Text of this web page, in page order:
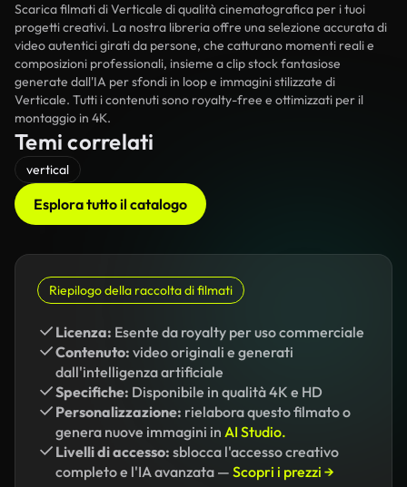
Scarica filmati di Verticale di qualità cinematografica per i tuoi
progetti creativi. La nostra libreria offre una selezione accurata di
video autentici girati da persone, che catturano momenti reali e
composizioni professionali, insieme a clip stock fantasiose
generate dall'IA per sfondi in loop e immagini stilizzate di
Verticale. Tutti i contenuti sono royalty-free e ottimizzati per il
montaggio in 4K.
Temi correlati
vertical
Esplora tutto il catalogo
Riepilogo della raccolta di filmati
Licenza: Esente da royalty per uso commerciale
Contenuto: video originali e generati
dall'intelligenza artificiale
Specifiche: Disponibile in qualità 4K e HD
Personalizzazione: rielabora questo filmato o
genera nuove immagini in AI Studio.
Livelli di accesso: sblocca l'accesso creativo
completo e l'IA avanzata — Scopri i prezzi →